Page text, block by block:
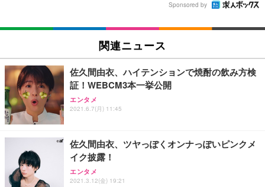
Sponsored by
関連ニュース
佐久間由衣、ハイテンションで焼酎の飲み方検
証！WEBCM3本一挙公開
エンタメ
2021.6.7(月) 11:45
佐久間由衣、ツヤっぽくオンナっぽいピンクメ
イク披露！
エンタメ
2021.3.12(金) 19:21